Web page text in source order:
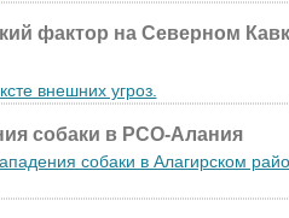
фактор на Северном
внешних угроз.
собаки в РСО-Алания
собаки в Алагирском